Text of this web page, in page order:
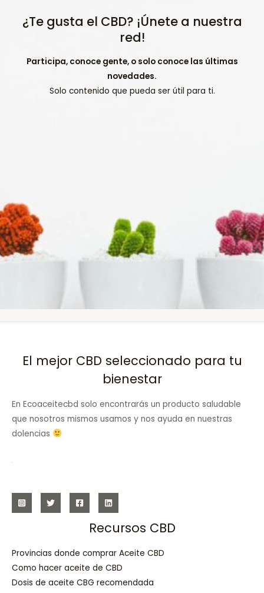
¿Te gusta el CBD? ¡Únete a nuestra
red!
Participa, conoce gente, o solo conoce las últimas
novedades.
Solo contenido que pueda ser útil para ti.
El mejor CBD seleccionado para tu
bienestar
En Ecoaceitecbd solo encontrarás un producto saludable
que nosotros mismos usamos y nos ayuda en nuestras
dolencias
Recursos CBD
Provincias donde comprar Aceite CBD
Como hacer aceite de CBD
Dosis de aceite CBG recomendada